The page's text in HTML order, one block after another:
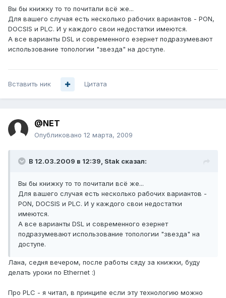
Вы бы книжку то то почитали всё же...
Для вашего случая есть несколько рабочих вариантов - PON,
DOCSIS и PLC. И у каждого свои недостатки имеются.
А все варианты DSL и современного езернет подразумевают
использование топологии "звезда" на доступе.
Вставить ник Цитата
@NET
Опубликовано 12 марта, 2009
В 12.03.2009 в 12:39, Stak сказал:
Вы бы книжку то то почитали всё же...
Для вашего случая есть несколько рабочих вариантов -
PON, DOCSIS и PLC. И у каждого свои недостатки
имеются.
А все варианты DSL и современного езернет
подразумевают использование топологии "звезда" на
доступе.
Лана, седня вечером, после работы сяду за книжки, буду
делать уроки по Ethernet :)
Про PLC - я читал, в принципе если эту технологию можно